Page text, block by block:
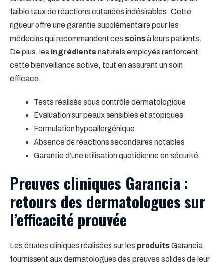
faible taux de réactions cutanées indésirables. Cette
rigueur offre une garantie supplémentaire pour les
médecins qui recommandent ces soinsà leurs patients.
De plus, les ingrédientsnaturels employés renforcent
cette bienveillance active, tout en assurant un soin
efficace.
Tests réalisés sous contrôle dermatologique
Évaluation sur peaux sensibles et atopiques
Formulation hypoallergénique
Absence de réactions secondaires notables
Garantie d’une utilisation quotidienne en sécurité
Preuves cliniques Garancia :
retours des dermatologues sur
l’efficacité prouvée
Les études cliniques réalisées sur les produitsGarancia
fournissent aux dermatologues des preuves solides de leur